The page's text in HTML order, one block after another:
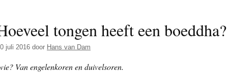
tongen heeft een boeddha?
juli 2016 door Hans van Dam
Van engelenkoren en duivelsoren.